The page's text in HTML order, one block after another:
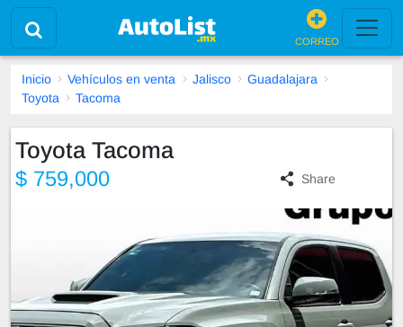
CORREO
Inicio Vehículos en venta Jalisco
Guadalajara
Toyota
Tacoma
Toyota Tacoma
$ 759,000 Share